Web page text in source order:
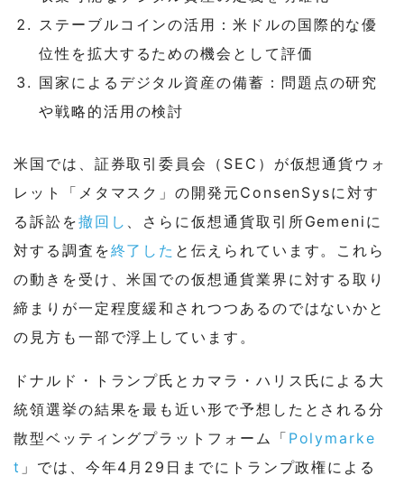
ステーブルコインの活用：米ドルの国際的な優
位性を拡大するための機会として評価
国家によるデジタル資産の備蓄：問題点の研究
や戦略的活用の検討
米国では、証券取引委員会（SEC）が仮想通貨ウォ
レット「メタマスク」の開発元ConsenSysに対す
る訴訟を撤回し
、さらに仮想通貨取引所Gemeniに
対する調査を終了した と伝えられています。これら
の動きを受け、米国での仮想通貨業界に対する取り
締まりが一定程度緩和されつつあるのではないかと
の見方も一部で浮上しています。
ドナルド・トランプ氏とカマラ・ハリス氏による大
統領選挙の結果を最も近い形で予想したとされる分
散型ベッティングプラットフォーム「 Polymarke
t 」では、今年4月29日までにトランプ政権による